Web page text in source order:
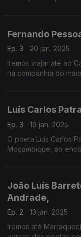
Fernando
Ep. 3
20 jan. 2025
Iremos viajar até ao
na companhia do
Luís Carlos
Ep. 3
19 jan. 2025
O poeta Luís Carlos
Moçambique, ao
João Luís
Andrade,
Ep. 2
13 jan. 2025
Iremos até